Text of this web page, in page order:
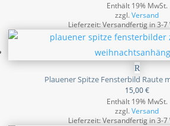
Enthält 19% MwSt.
zzgl.Versand
Lieferzeit: Versandfertig in 3-7
Plauener Spitze Fensterbild Raute
15,00€
Enthält 19% MwSt.
zzgl.Versand
Lieferzeit: Versandfertig in 3-7